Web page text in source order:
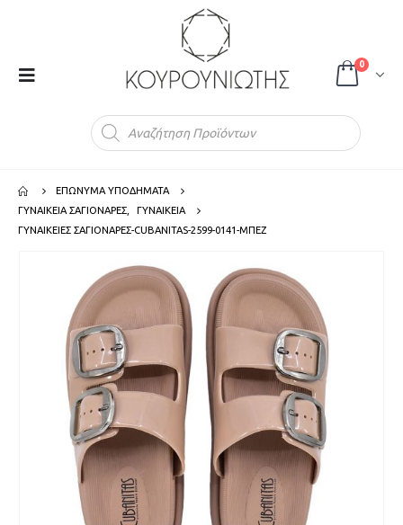
0
ΕΠΩΝΥΜΑ ΥΠΟΔΗΜΑΤΑ
ΓΥΝΑΙΚΕΙΑ ΣΑΓΙΟΝΑΡΕΣ
ΓΥΝΑΙΚΕΙΑ
ΓΥΝΑΙΚΕΙΕΣ ΣΑΓΙΟΝΑΡΕΣ-CUBANITAS-2599-0141-ΜΠΕΖ